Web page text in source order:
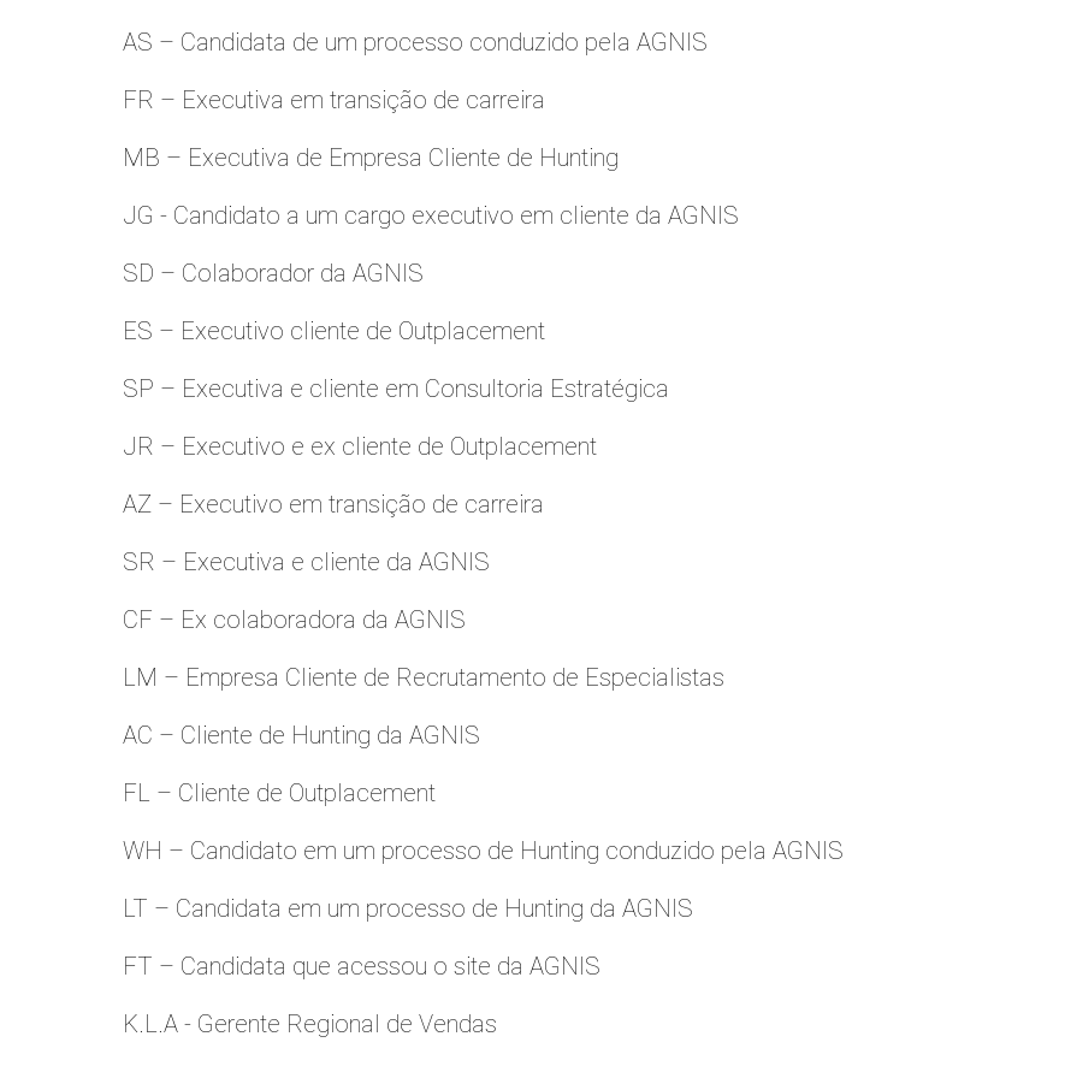
AS – Candidata de um processo conduzido pela AGNIS
FR – Executiva em transição de carreira
MB – Executiva de Empresa Cliente de Hunting
JG - Candidato a um cargo executivo em cliente da AGNIS
SD – Colaborador da AGNIS
ES – Executivo cliente de Outplacement
SP – Executiva e cliente em Consultoria Estratégica
JR – Executivo e ex cliente de Outplacement
AZ – Executivo em transição de carreira
SR – Executiva e cliente da AGNIS
CF – Ex colaboradora da AGNIS
LM – Empresa Cliente de Recrutamento de Especialistas
AC – Cliente de Hunting da AGNIS
FL – Cliente de Outplacement
WH – Candidato em um processo de Hunting conduzido pela AGNIS
LT – Candidata em um processo de Hunting da AGNIS
FT – Candidata que acessou o site da AGNIS
K.L.A - Gerente Regional de Vendas